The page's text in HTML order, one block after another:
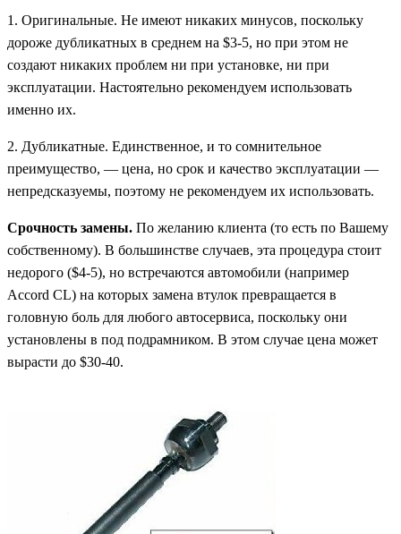
1. Оригинальные. Не имеют никаких минусов, поскольку
дороже дубликатных в среднем на $3-5, но при этом не
создают никаких проблем ни при установке, ни при
эксплуатации. Настоятельно рекомендуем использовать
именно их.
2. Дубликатные. Единственное, и то сомнительное
преимущество, — цена, но срок и качество эксплуатации —
непредсказуемы, поэтому не рекомендуем их использовать.
Срочность замены. По желанию клиента (то есть по Вашему
собственному). В большинстве случаев, эта процедура стоит
недорого ($4-5), но встречаются автомобили (например
Accord CL) на которых замена втулок превращается в
головную боль для любого автосервиса, поскольку они
установлены в под подрамником. В этом случае цена может
вырасти до $30-40.